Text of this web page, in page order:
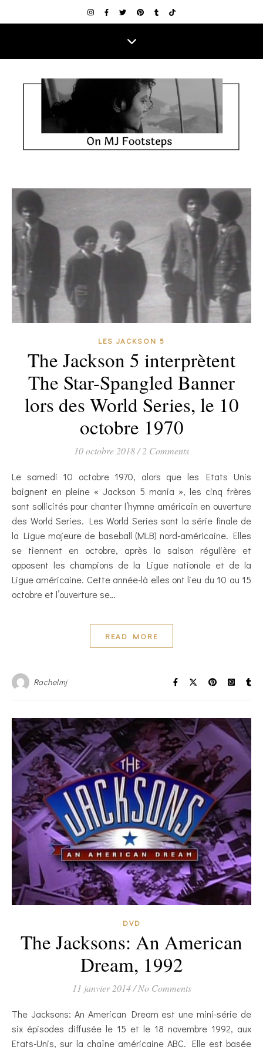
LES JACKSON 5
The Jackson 5 interprètent
The Star-Spangled Banner
lors des World Series, le 10
octobre 1970
10 octobre 2018/2 Comments
Le samedi 10 octobre 1970, alors que les Etats Unis
baignent en pleine « Jackson 5 mania », les cinq frères
sont sollicités pour chanter l’hymne américain en ouverture
des World Series. Les World Series sont la série finale de
la Ligue majeure de baseball (MLB) nord-américaine. Elles
se tiennent en octobre, après la saison régulière et
opposent les champions de la Ligue nationale et de la
Ligue américaine. Cette année-là elles ont lieu du 10 au 15
octobre et l’ouverture se…
READ MORE
Rachelmj
DVD
The Jacksons: An American
Dream, 1992
11 janvier 2014 / No Comments
The Jacksons: An American Dream est une mini-série de
six épisodes diffusée le 15 et le 18 novembre 1992, aux
Etats-Unis, sur la chaîne américaine ABC. Elle est basée